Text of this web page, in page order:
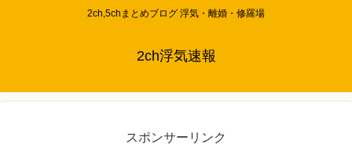
2ch,5chまとめブログ 浮気・離婚・修羅場
2ch浮気速報
スポンサーリンク